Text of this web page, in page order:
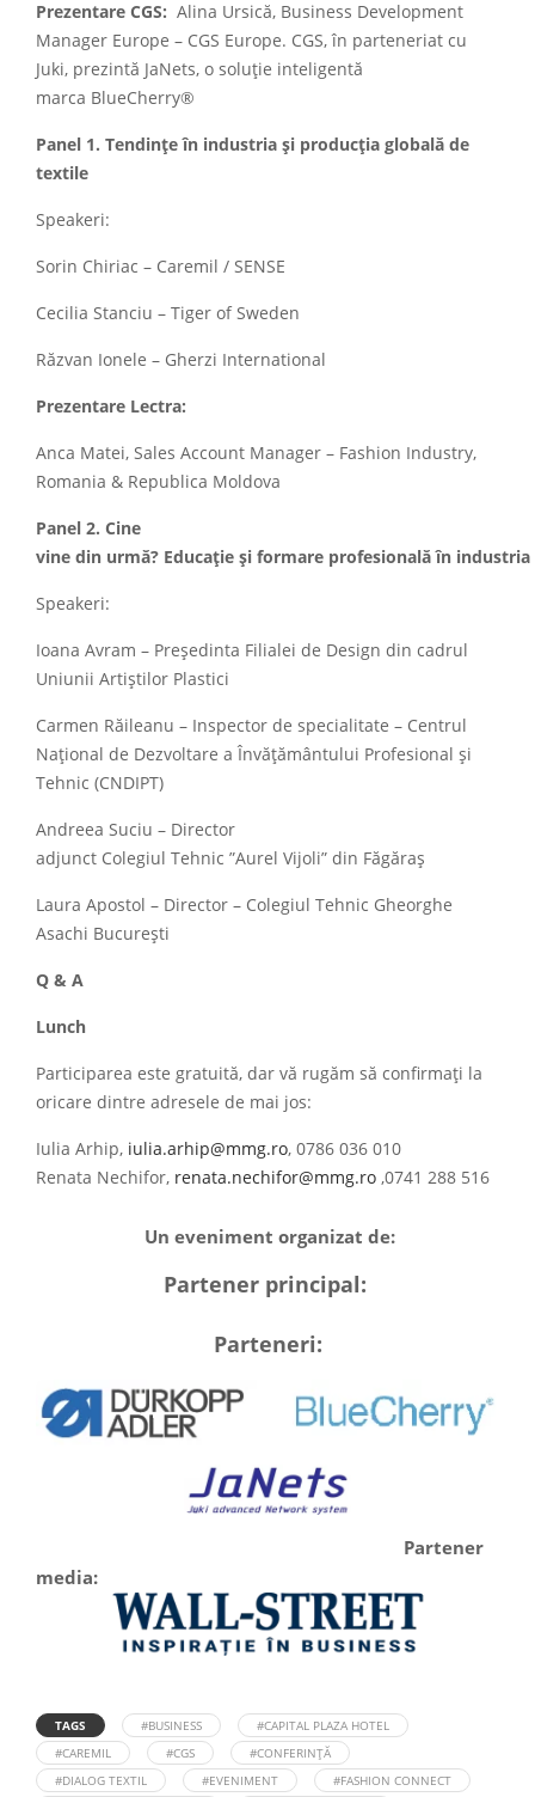
Prezentare CGS: Alina Ursică, Business Development
Manager Europe – CGS Europe. CGS, în parteneriat cu
Juki, prezintă JaNets, o soluție inteligentă
marca BlueCherry®
Panel 1. Tendințe în industria și producția globală de
textile
Speakeri:
Sorin Chiriac – Caremil / SENSE
Cecilia Stanciu – Tiger of Sweden
Răzvan Ionele – Gherzi International
Prezentare Lectra:
Anca Matei, Sales Account Manager – Fashion Industry,
Romania & Republica Moldova
Panel 2. Cine
vine din urmă? Educație și formare profesională în
Speakeri:
Ioana Avram – Președinta Filialei de Design din cadrul
Uniunii Artiștilor Plastici
Carmen Răileanu – Inspector de specialitate – Centrul
Național de Dezvoltare a Învățământului Profesional și
Tehnic (CNDIPT)
Andreea Suciu – Director
adjunct Colegiul Tehnic ”Aurel Vijoli” din Făgăraș
Laura Apostol – Director – Colegiul Tehnic Gheorghe
Asachi București
Q & A
Lunch
Participarea este gratuită, dar vă rugăm să confirmați la
oricare dintre adresele de mai jos:
Iulia Arhip, iulia.arhip@mmg.ro, 0786 036 010
Renata Nechifor, renata.nechifor@mmg.ro ,0741 288 516
Un eveniment organizat de:
Partener principal:
Parteneri:
Partener
media:
TAGS #BUSINESS
#CAPITAL PLAZA HOTEL
#CAREMIL
#CGS
#CONFERINȚĂ
#DIALOG TEXTIL
#EVENIMENT #FASHION CONNECT